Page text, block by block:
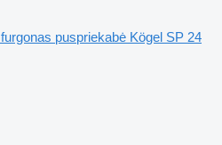
furgonas puspriekabė Kögel SP 24